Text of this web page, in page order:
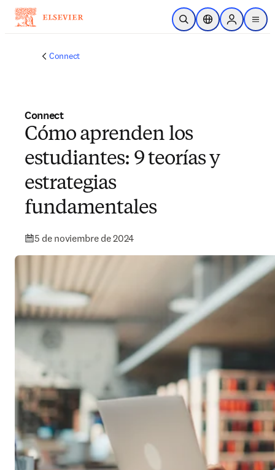
Saltar al contenido principal
Abrir búsqueda
Selector deSign in to
menu
Connect
Connect
Cómo aprenden los
estudiantes: 9 teorías y
estrategias
fundamentales
5 de noviembre de 2024